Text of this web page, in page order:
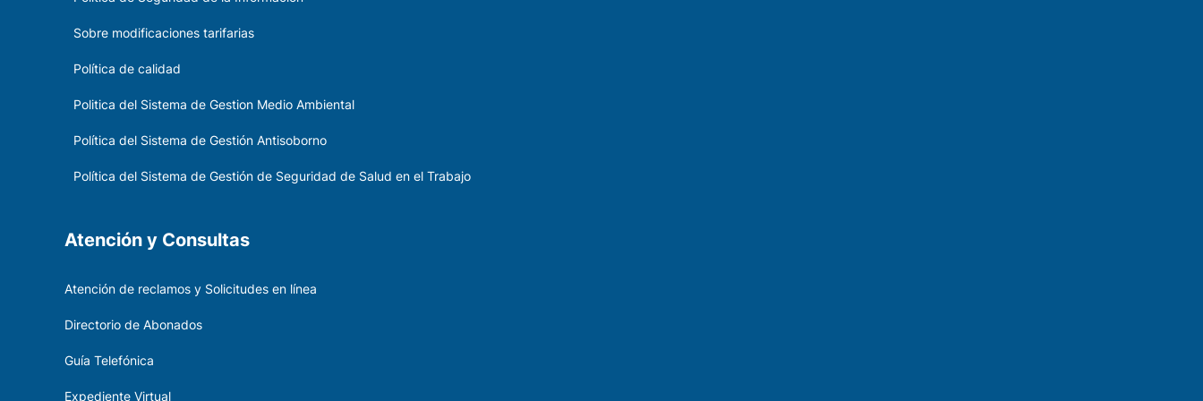
Sobre modificaciones tarifarias
Política de calidad
Politica del Sistema de Gestion Medio Ambiental
Política del Sistema de Gestión Antisoborno
Política del Sistema de Gestión de Seguridad de Salud en el Trabajo
Atención y Consultas
Atención de reclamos y Solicitudes en línea
Directorio de Abonados
Guía Telefónica
Expediente Virtual